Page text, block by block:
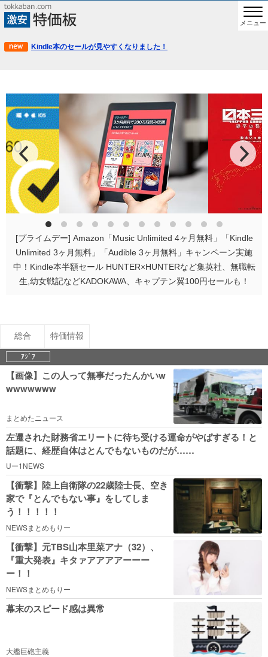
メニュー
Kindle本のセールが見やすくなりました！
[プライムデー] Amazon「Music Unlimited 4ヶ月無料」「Kindle
Unlimited 3ヶ月無料」「Audible 3ヶ月無料」キャンペーン実施
中！Kindle本半額セール HUNTER×HUNTERなど集英社、無職転
生,幼女戦記などKADOKAWA、キャプテン翼100円セールも！
総合 特価情報
ｱｼﾞｱ
【画像】この人って無事だったんかいw
wwwwwww
まとめたニュース
左遷された財務省エリートに待ち受ける運命がやばすぎる！と
話題に、経歴自体はとんでもないものだが……
Uー1NEWS
【衝撃】陸上自衛隊の22歳陸士長、空き
家で『とんでもない事』をしてしま
う！！！！！
NEWSまとめもりー
【衝撃】元TBS山本里菜アナ（32）、
『重大発表』キタァアアアアーーー
ー！！
NEWSまとめもりー
幕末のスピード感は異常
大艦巨砲主義